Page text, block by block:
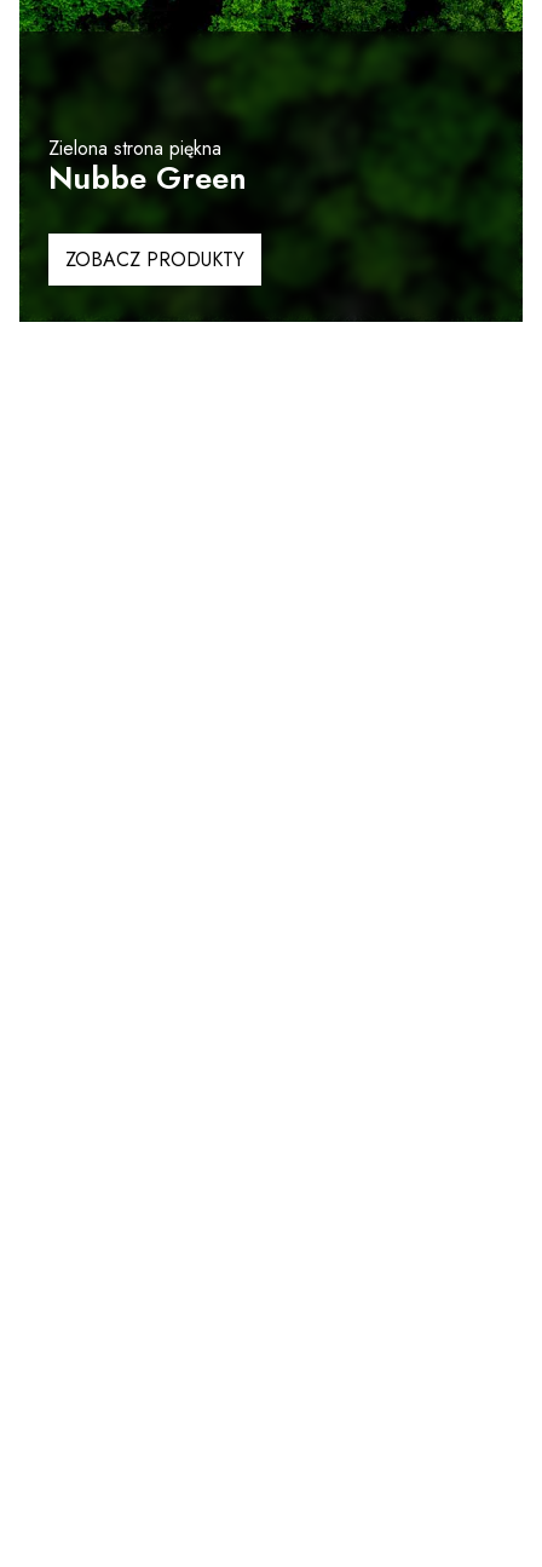
Zielona strona piękna
Nubbe Green
ZOBACZ PRODUKTY